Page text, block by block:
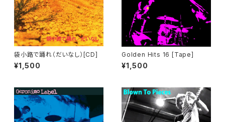
袋小路で踊れ（だいなし）[CD]
¥1,500
Golden Hits 16 [Tape]
¥1,500